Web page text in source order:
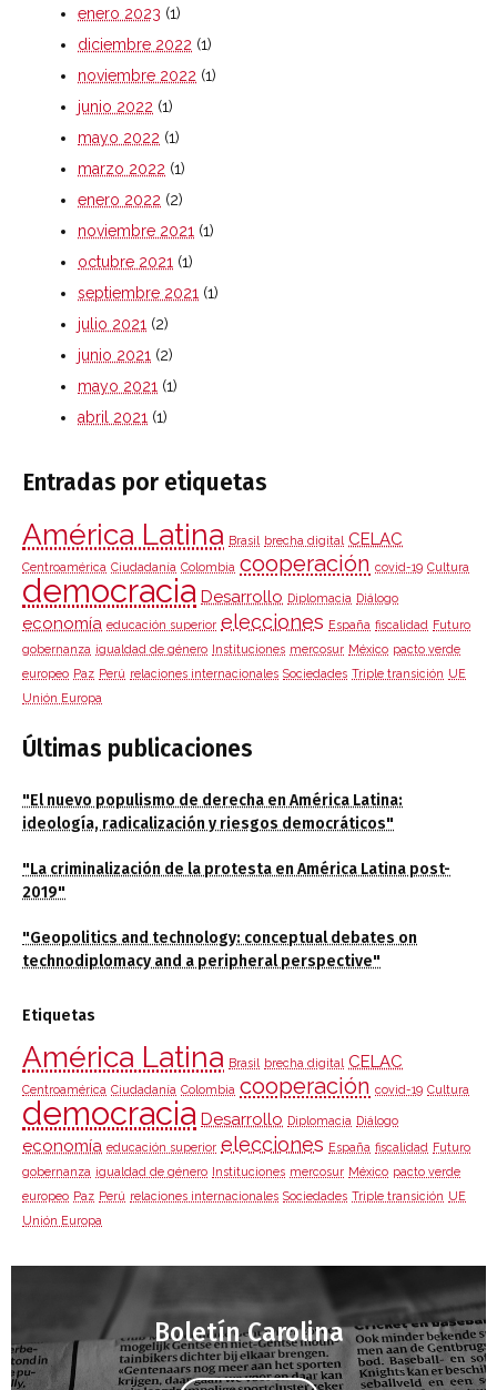
enero 2023 (1)
diciembre 2022 (1)
noviembre 2022 (1)
junio 2022 (1)
mayo 2022 (1)
marzo 2022 (1)
enero 2022 (2)
noviembre 2021 (1)
octubre 2021 (1)
septiembre 2021 (1)
julio 2021 (2)
junio 2021 (2)
mayo 2021 (1)
abril 2021 (1)
Entradas por etiquetas
América Latina Brasil brecha digital CELAC
Centroamérica Ciudadanía Colombia cooperación covid-19 Cultura
democracia Desarrollo Diplomacia Diálogo
economía educación superior elecciones España fiscalidad Futuro
gobernanza igualdad de género Instituciones mercosur México pacto verde
europeo Paz Perú relaciones internacionales Sociedades Triple transición UE
Unión Europa
Últimas publicaciones
"El nuevo populismo de derecha en América Latina:
ideología, radicalización y riesgos democráticos"
"La criminalización de la protesta en América Latina post-
2019"
"Geopolitics and technology: conceptual debates on
technodiplomacy and a peripheral perspective"
Etiquetas
América Latina Brasil brecha digital CELAC
Centroamérica Ciudadanía Colombia cooperación covid-19 Cultura
democracia Desarrollo Diplomacia Diálogo
economía educación superior elecciones España fiscalidad Futuro
gobernanza igualdad de género Instituciones mercosur México pacto verde
europeo Paz Perú relaciones internacionales Sociedades Triple transición UE
Unión Europa
Boletín Carolina